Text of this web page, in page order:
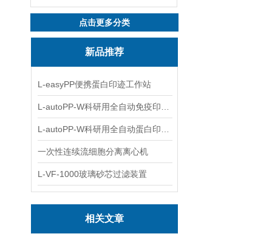
点击更多分类
新品推荐
L-easyPP便携蛋白印迹工作站
一次性连续流细胞分离离心机
L-VF-1000玻璃砂芯过滤装置
相关文章